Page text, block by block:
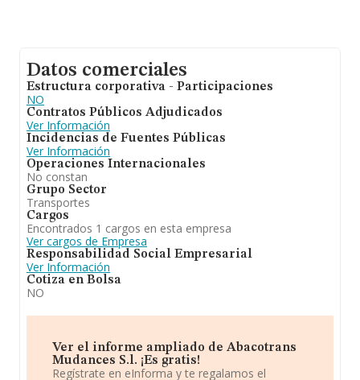
Datos comerciales
Estructura corporativa - Participaciones
NO
Contratos Públicos Adjudicados
Ver Información
Incidencias de Fuentes Públicas
Ver Información
Operaciones Internacionales
No constan
Grupo Sector
Transportes
Cargos
Encontrados 1 cargos en esta empresa
Ver cargos de Empresa
Responsabilidad Social Empresarial
Ver Información
Cotiza en Bolsa
NO
Ver el informe ampliado de Abacotrans
Mudances S.l. ¡Es gratis!
Regístrate en eInforma y te regalamos el